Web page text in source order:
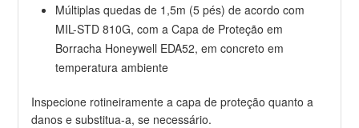
Múltiplas quedas de 1,5m (5 pés) de acordo com
MIL-STD 810G, com a Capa de Proteção em
Borracha Honeywell EDA52, em concreto em
temperatura ambiente
Inspecione rotineiramente a capa de proteção quanto a
danos e substitua-a, se necessário.